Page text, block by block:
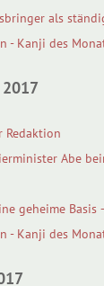
als
- Kanji des
2017
Redaktion
Abe
geheime Basis
- Kanji des